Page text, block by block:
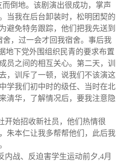
倒地。该剧演出很成功，掌声
当我在后台卸装时，松明团契的
避免特务跟踪，他们把我先送到
舍，过一会才回我宿舍。事后我
地下党外围组织民青的要求布置
员之间的相互关心。第二天，训
，训斥了一顿，说我们不该演这
学我们初中时的级任、当时在北
清华，了解情况后，要我注意隐
开始招收新社员，他们热情很
朱本仁让我多帮帮他们，此后我
内战、反迫害学生运动前夕,4月